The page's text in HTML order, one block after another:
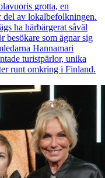
grotta, en
del av lokalbefolkningen.
ha härbärgerat såväl
besökare som ägnar sig
Hannamari
turistpärlor, unika
runt omkring i Finland.